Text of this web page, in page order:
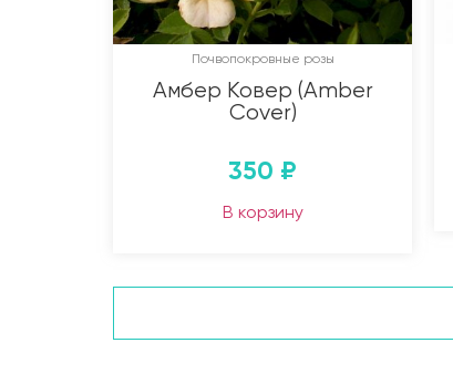
Почвопокровные розы
Амбер Ковер (Amber
Cover)
350 ₽
В корзину